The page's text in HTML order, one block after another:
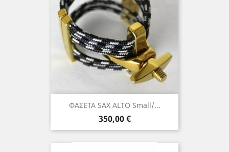
ΦΑΣΕΤΑ SAX ALTO Small/...
Τιμή
350,00 €